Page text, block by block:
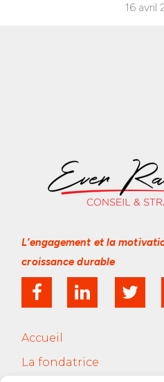
16 avril
L’engagement et la
croissance durable
Accueil
La fondatrice